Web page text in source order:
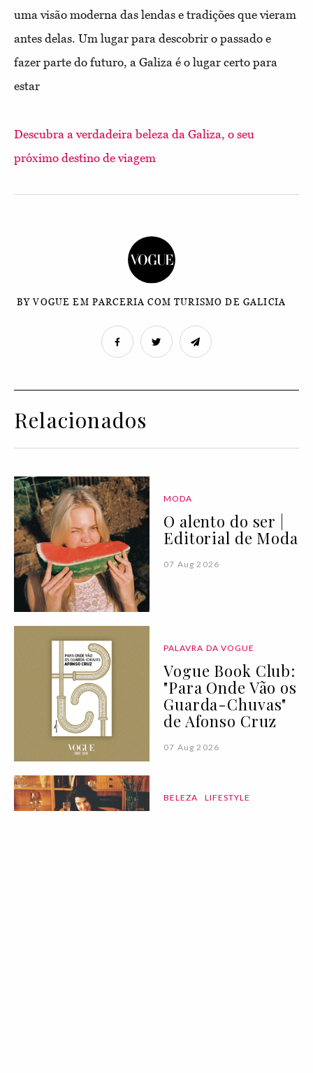
uma visão moderna das lendas e tradições que vieram
antes delas. Um lugar para descobrir o passado e
fazer parte do futuro, a Galiza é o lugar certo para
estar
Descubra a verdadeira beleza da Galiza, o seu
próximo destino de viagem
BY VOGUE EM PARCERIA COM TURISMO DE GALICIA
Relacionados
MODA
O alento do ser |
Editorial de Moda
07 Aug 2026
PALAVRA DA VOGUE
Vogue Book Club:
"Para Onde Vão os
Guarda-Chuvas"
de Afonso Cruz
07 Aug 2026
BELEZA LIFESTYLE